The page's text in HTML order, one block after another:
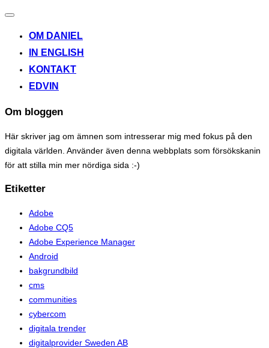
Toggle
OM DANIEL
IN ENGLISH
KONTAKT
EDVIN
Om bloggen
Här skriver jag om ämnen som intresserar mig med fokus på den
digitala världen. Använder även denna webbplats som försökskanin
för att stilla min mer nördiga sida :-)
Etiketter
Adobe
Adobe CQ5
Adobe Experience Manager
Android
bakgrundbild
cms
communities
cybercom
digitala trender
digitalprovider Sweden AB